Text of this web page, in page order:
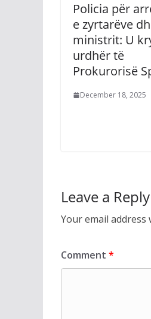
Policia për
e zyrtarëve
ministrit: U
urdhër të
Prokurorisë
December 18, 2025
Leave a Reply
Your email
Comment *